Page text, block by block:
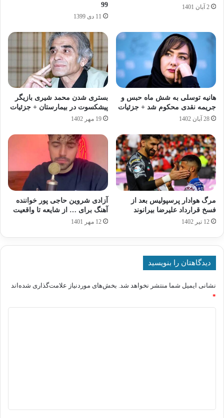
2 آبان 1401
99
11 دی 1399
هانیه توسلی به شش ماه حبس و
جریمه نقدی محکوم شد + جزئیات
28 آبان 1402
بستری شدن محمد شیری بازیگر
پیشکسوت در بیمارستان + جزئیات
19 مهر 1402
مرگ هوادار پرسپولیس بعد از
فسخ قرارداد علیرضا بیرانوند
12 تیر 1402
آزادی شروین حاجی پور خواننده
آهنگ برای … از شایعه تا واقعیت
12 مهر 1401
دیدگاهتان را بنویسید
نشانی ایمیل شما منتشر نخواهد شد. بخش‌های موردنیاز علامت‌گذاری شده‌اند
*